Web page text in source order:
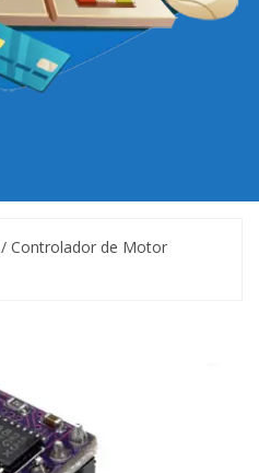
/ Controlador de Motor